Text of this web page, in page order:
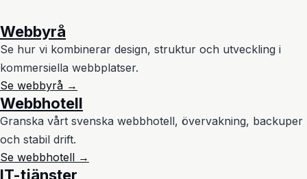
Webbyrå
Se hur vi kombinerar design, struktur och utveckling i
kommersiella webbplatser.
Se webbyrå →
Webbhotell
Granska vårt svenska webbhotell, övervakning, backuper
och stabil drift.
Se webbhotell →
IT-tjänster